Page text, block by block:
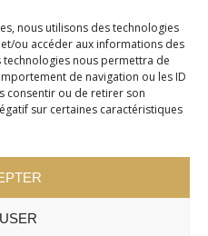
nous utilisons des technologies
ou accéder aux informations des
nous permettra de
de navigation ou les ID
consentir ou de retirer son
sur certaines caractéristiques
-